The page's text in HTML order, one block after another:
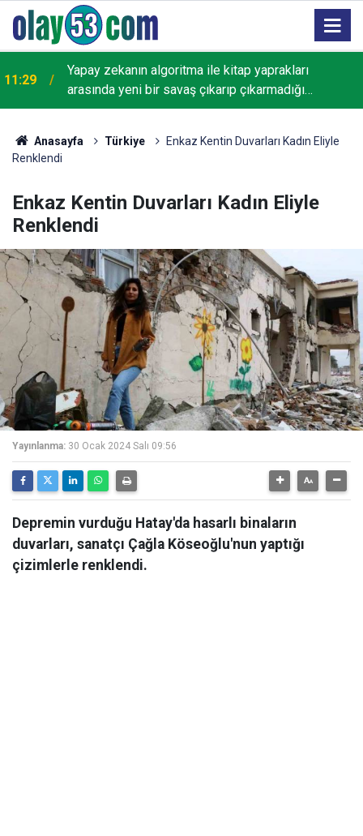
11:29
Yapay zekanın algoritma ile kitap yaprakları
arasında yeni bir savaş çıkarıp çıkarmadığı
tartışılıyor
Anasayfa Türkiye
Enkaz Kentin Duvarları Kadın Eliyle
Renklendi
Enkaz Kentin Duvarları Kadın Eliyle
Renklendi
Yayınlanma: 30 Ocak 2024 Salı 09:56
Depremin vurduğu Hatay'da hasarlı binaların
duvarları, sanatçı Çağla Köseoğlu'nun yaptığı
çizimlerle renklendi.